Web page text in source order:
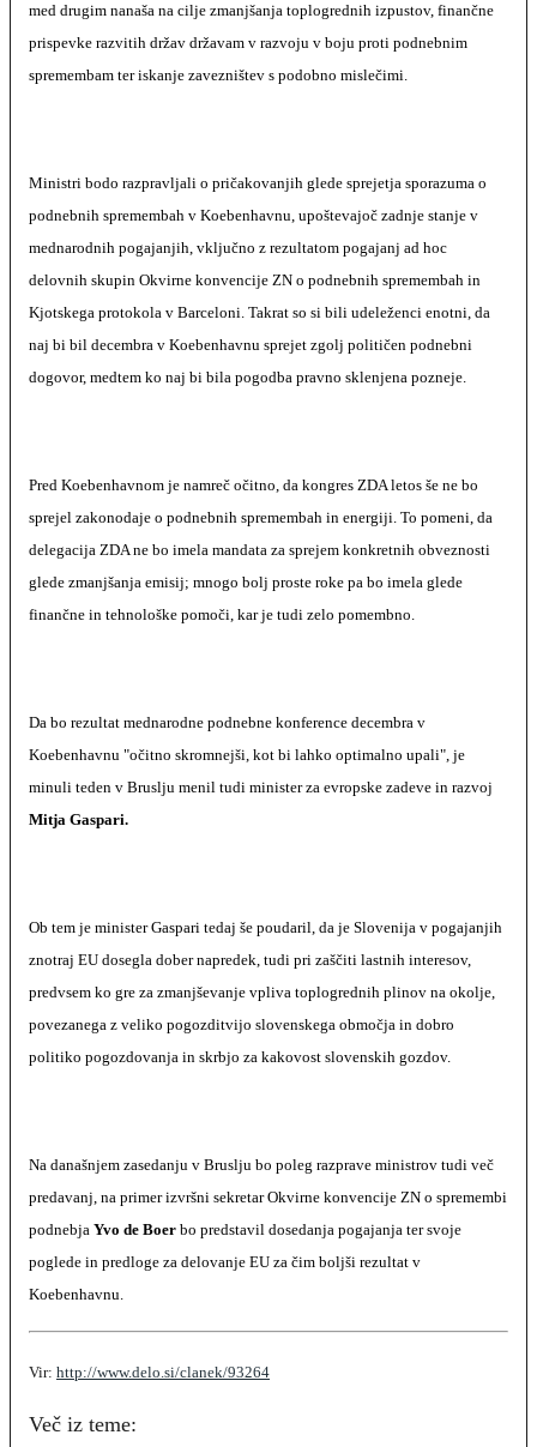
med drugim nanaša na cilje zmanjšanja toplogrednih izpustov, finančne
prispevke razvitih držav državam v razvoju v boju proti podnebnim
spremembam ter iskanje zavezništev s podobno mislečimi.
Ministri bodo razpravljali o pričakovanjih glede sprejetja sporazuma o
podnebnih spremembah v Koebenhavnu, upoštevajoč zadnje stanje v
mednarodnih pogajanjih, vključno z rezultatom pogajanj ad hoc
delovnih skupin Okvirne konvencije ZN o podnebnih spremembah in
Kjotskega protokola v Barceloni. Takrat so si bili udeleženci enotni, da
naj bi bil decembra v Koebenhavnu sprejet zgolj političen podnebni
dogovor, medtem ko naj bi bila pogodba pravno sklenjena pozneje.
Pred Koebenhavnom je namreč očitno, da kongres ZDA letos še ne bo
sprejel zakonodaje o podnebnih spremembah in energiji. To pomeni, da
delegacija ZDA ne bo imela mandata za sprejem konkretnih obveznosti
glede zmanjšanja emisij; mnogo bolj proste roke pa bo imela glede
finančne in tehnološke pomoči, kar je tudi zelo pomembno.
Da bo rezultat mednarodne podnebne konference decembra v
Koebenhavnu "očitno skromnejši, kot bi lahko optimalno upali", je
minuli teden v Bruslju menil tudi minister za evropske zadeve in razvoj
Mitja Gaspari.
Ob tem je minister Gaspari tedaj še poudaril, da je Slovenija v pogajanjih
znotraj EU dosegla dober napredek, tudi pri zaščiti lastnih interesov,
predvsem ko gre za zmanjševanje vpliva toplogrednih plinov na okolje,
povezanega z veliko pogozditvijo slovenskega območja in dobro
politiko pogozdovanja in skrbjo za kakovost slovenskih gozdov.
Na današnjem zasedanju v Bruslju bo poleg razprave ministrov tudi več
predavanj, na primer izvršni sekretar Okvirne konvencije ZN o spremembi
podnebja Yvo de Boer bo predstavil dosedanja pogajanja ter svoje
poglede in predloge za delovanje EU za čim boljši rezultat v
Koebenhavnu.
Vir: http://www.delo.si/clanek/93264
Več iz teme: